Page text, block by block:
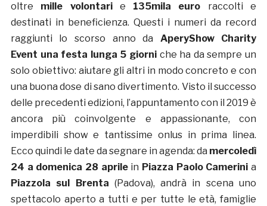
oltre mille volontarie 135mila euro raccolti e
destinati in beneficienza. Questi i numeri da record
raggiunti lo scorso anno da AperyShow Charity
Event una festa lunga 5 giorni che ha da sempre un
solo obiettivo: aiutare gli altri in modo concreto e con
una buona dose di sano divertimento. Visto il successo
delle precedenti edizioni, l’appuntamento con il 2019 è
ancora più coinvolgente e appassionante, con
imperdibili show e tantissime onlus in prima linea.
Ecco quindi le date da segnare in agenda: da mercoledì
24 a domenica 28 aprilein Piazza Paolo Camerini a
Piazzola sul Brenta (Padova), andrà in scena uno
spettacolo aperto a tutti e per tutte le età, famiglie